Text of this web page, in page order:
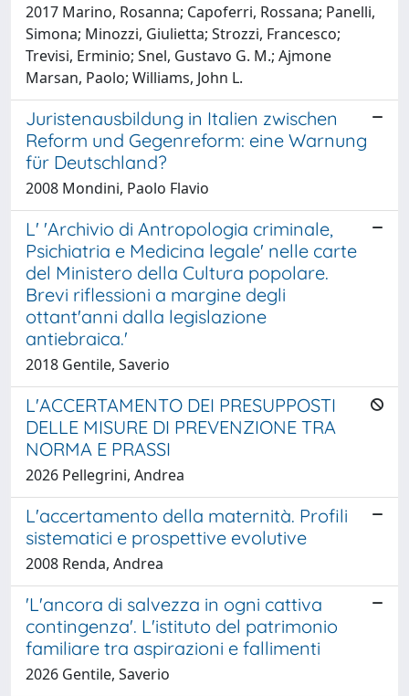
2017 Marino, Rosanna; Capoferri, Rossana; Panelli,
Simona; Minozzi, Giulietta; Strozzi, Francesco;
Trevisi, Erminio; Snel, Gustavo G. M.; Ajmone
Marsan, Paolo; Williams, John L.
Juristenausbildung in Italien zwischen
Reform und Gegenreform: eine Warnung
für Deutschland?
2008 Mondini, Paolo Flavio
L' 'Archivio di Antropologia criminale,
Psichiatria e Medicina legale' nelle carte
del Ministero della Cultura popolare.
Brevi riflessioni a margine degli
ottant'anni dalla legislazione
antiebraica.'
2018 Gentile, Saverio
L'ACCERTAMENTO DEI PRESUPPOSTI
DELLE MISURE DI PREVENZIONE TRA
NORMA E PRASSI
2026 Pellegrini, Andrea
L'accertamento della maternità. Profili
sistematici e prospettive evolutive
2008 Renda, Andrea
'L'ancora di salvezza in ogni cattiva
contingenza'. L'istituto del patrimonio
familiare tra aspirazioni e fallimenti
2026 Gentile, Saverio